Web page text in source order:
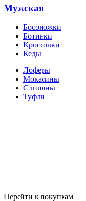
Мужская
Босоножки
Ботинки
Кроссовки
Кеды
Лоферы
Мокасины
Слипоны
Туфли
Перейти к покупкам